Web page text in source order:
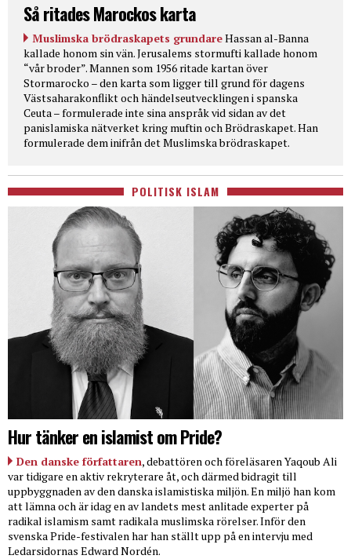
Så ritades Marockos karta
Muslimska brödraskapets grundareHassan al-Banna
kallade honom sin vän. Jerusalems stormufti kallade honom
“vår broder”. Mannen som 1956 ritade kartan över
Stormarocko – den karta som ligger till grund för dagens
Västsaharakonflikt och händelseutvecklingen i spanska
Ceuta – formulerade inte sina anspråk vid sidan av det
panislamiska nätverket kring muftin och Brödraskapet. Han
formulerade dem inifrån det Muslimska brödraskapet.
POLITISK ISLAM
Hur tänker en islamist om Pride?
Den danske författaren, debattören och föreläsaren Yaqoub Ali
var tidigare en aktiv rekryterare åt, och därmed bidragit till
uppbyggnaden av den danska islamistiska miljön. En miljö han kom
att lämna och är idag en av landets mest anlitade experter på
radikal islamism samt radikala muslimska rörelser. Inför den
svenska Pride-festivalen har han ställt upp på en intervju med
Ledarsidornas Edward Nordén.